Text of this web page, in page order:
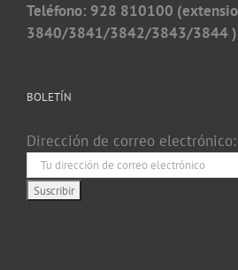
Teléfono: 928 810100
3840/3841/3842/3843/3844 )
BOLETÍN
Dirección de correo electrónico: